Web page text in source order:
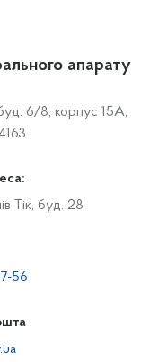
апарату
6/8, корпус 15А,
Тік, буд. 28
56